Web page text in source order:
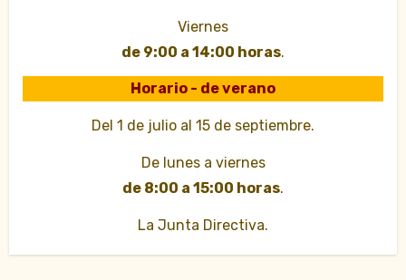
Viernes
de 9:00 a 14:00 horas.
Horario - de verano
Del 1 de julio al 15 de septiembre.
De lunes a viernes
de 8:00 a 15:00 horas.
La Junta Directiva.